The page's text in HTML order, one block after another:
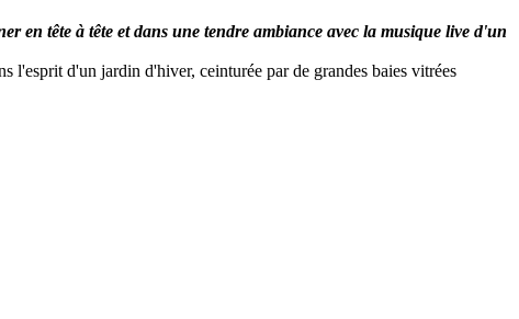
en tête à tête et dans une tendre ambiance avec la musique live d'un
l'esprit d'un jardin d'hiver, ceinturée par de grandes baies vitrées